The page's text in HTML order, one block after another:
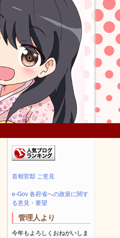
首相官邸 ご意見
e-Gov 各府省への政策に関す
る意見・要望
管理人より
今年もよろしくおねがいしま